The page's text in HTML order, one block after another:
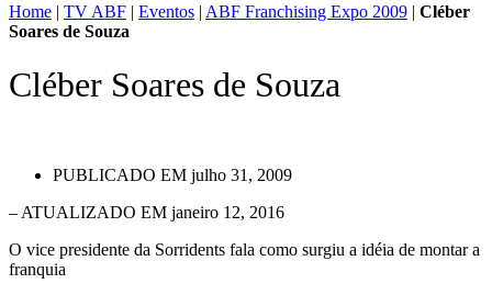
Home | TV ABF | Eventos | ABF Franchising Expo 2009 | Cléber
Soares de Souza
Cléber Soares de Souza
PUBLICADO EM julho 31, 2009
– ATUALIZADO EM janeiro 12, 2016
O vice presidente da Sorridents fala como surgiu a idéia de montar a
franquia